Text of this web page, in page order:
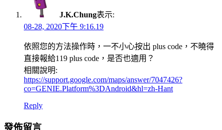
J.K.Chung表示:
08-28, 2020下午 9:16.19
依照您的方法操作時，一不小心按出 plus code，不曉得
直接報給119 plus code，是否也適用？
相關說明:
https://support.google.com/maps/answer/7047426?
co=GENIE.Platform%3DAndroid&hl=zh-Hant
Reply
發佈留言